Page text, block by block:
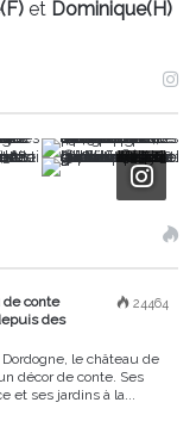
et Dominique(H)
24464
de conte
des
le château de
décor de conte. Ses
et ses jardins à la...